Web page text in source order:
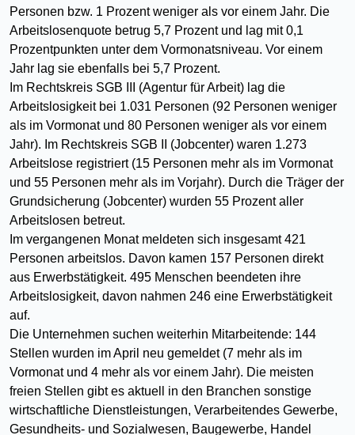
Personen bzw. 1 Prozent weniger als vor einem Jahr. Die
Arbeitslosenquote betrug 5,7 Prozent und lag mit 0,1
Prozentpunkten unter dem Vormonatsniveau. Vor einem
Jahr lag sie ebenfalls bei 5,7 Prozent.
Im Rechtskreis SGB III (Agentur für Arbeit) lag die
Arbeitslosigkeit bei 1.031 Personen (92 Personen weniger
als im Vormonat und 80 Personen weniger als vor einem
Jahr). Im Rechtskreis SGB II (Jobcenter) waren 1.273
Arbeitslose registriert (15 Personen mehr als im Vormonat
und 55 Personen mehr als im Vorjahr). Durch die Träger der
Grundsicherung (Jobcenter) wurden 55 Prozent aller
Arbeitslosen betreut.
Im vergangenen Monat meldeten sich insgesamt 421
Personen arbeitslos. Davon kamen 157 Personen direkt
aus Erwerbstätigkeit. 495 Menschen beendeten ihre
Arbeitslosigkeit, davon nahmen 246 eine Erwerbstätigkeit
auf.
Die Unternehmen suchen weiterhin Mitarbeitende: 144
Stellen wurden im April neu gemeldet (7 mehr als im
Vormonat und 4 mehr als vor einem Jahr). Die meisten
freien Stellen gibt es aktuell in den Branchen sonstige
wirtschaftliche Dienstleistungen, Verarbeitendes Gewerbe,
Gesundheits- und Sozialwesen, Baugewerbe, Handel